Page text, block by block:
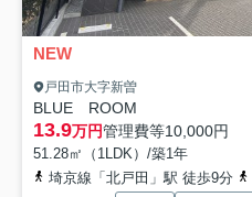
NEW
戸田市大字新曽
BLUE ROOM
13.9万円管理費等10,000円
51.28㎡（1LDK）/築1年
埼京線「北戸田」駅 徒歩9分